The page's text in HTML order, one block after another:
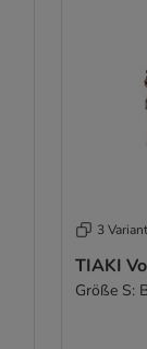
3
TIAKI
Größe S: